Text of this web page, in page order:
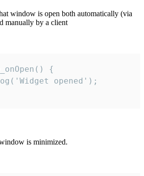
window is open both automatically (via
manually by a client
{
opened');
is minimized.